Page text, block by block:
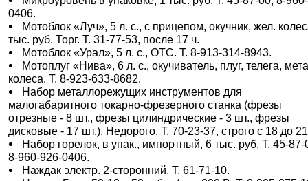
0406.
Мотоблок «Луч», 5 л. с., с прицепом, окучник, жел.
тыс. руб. Торг. Т. 31-77-53, после 17 ч.
Мотоблок «Урал», 5 л. с., ОТС. Т. 8-913-314-8943.
Мотоплуг «Нива», 6 л. с., окучиватель, плуг, телега,
колеса. Т. 8-923-633-8682.
Набор металлорежущих инструментов для
малогабаритного токарно-фрезерного станка (фрезы
отрезные - 8 шт., фрезы цилиндрические - 3 шт., фрезы
дисковые - 17 шт.). Недорого. Т. 70-23-37, строго с 18 до
Набор горелок, в упак., импортный, 6 тыс. руб. Т. 45-87-
8-960-926-0406.
Наждак электр. 2-сторонний. Т. 61-71-10.